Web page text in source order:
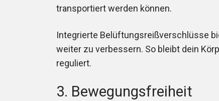
transportiert werden können.
Integrierte Belüftungsreißverschlüsse
weiter zu verbessern. So bleibt dein
reguliert.
3. Bewegungsfreiheit